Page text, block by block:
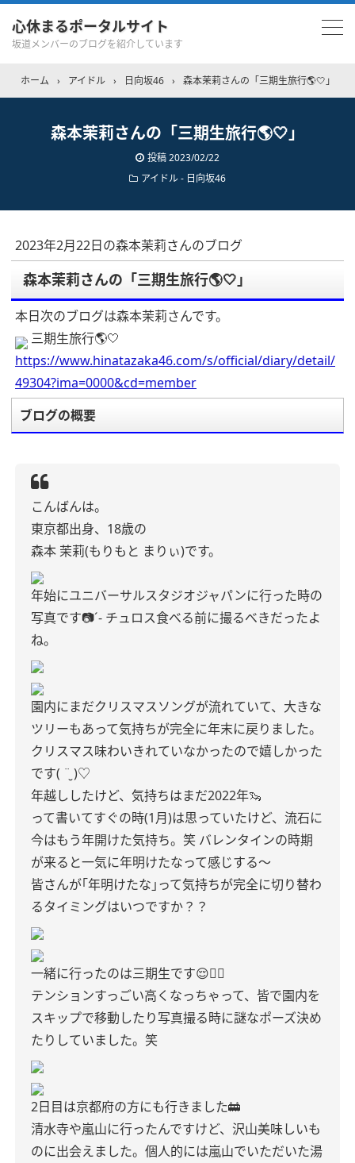
心休まるポータルサイト
坂道メンバーのブログを紹介しています
ホーム › アイドル › 日向坂46 › 森本茉莉さんの「三期生旅行🌎🤍」
森本茉莉さんの「三期生旅行🌎🤍」
投稿2023/02/22
アイドル - 日向坂46
2023年2月22日の森本茉莉さんのブログ
森本茉莉さんの「三期生旅行🌎🤍」
本日次のブログは森本茉莉さんです。
三期生旅行🌎🤍
https://www.hinatazaka46.com/s/official/diary/detail/
49304?ima=0000&cd=member
ブログの概要
こんばんは。
東京都出身、18歳の
森本 茉莉(もりもと まりぃ)です。
年始にユニバーサルスタジオジャパンに行った時の
写真です📷´- チュロス食べる前に撮るべきだったよ
ね。
園内にまだクリスマスソングが流れていて、大きな
ツリーもあって気持ちが完全に年末に戻りました。
クリスマス味わいきれていなかったので嬉しかった
です( ¨̮ )♡
年越ししたけど、気持ちはまだ2022年🦦
って書いてすぐの時(1月)は思っていたけど、流石に
今はもう年開けた気持ち。笑 バレンタインの時期
が来ると一気に年明けたなって感じする〜
皆さんが｢年明けたな｣って気持ちが完全に切り替わ
るタイミングはいつですか？？
一緒に行ったのは三期生です😌✊🏻
テンションすっごい高くなっちゃって、皆で園内を
スキップで移動したり写真撮る時に謎なポーズ決め
たりしていました。笑
2日目は京都府の方にも行きました🚋
清水寺や嵐山に行ったんですけど、沢山美味しいも
のに出会えました。個人的には嵐山でいただいた湯